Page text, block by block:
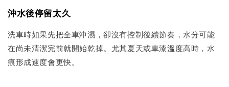
沖水後停留太久
洗車時如果先把全車沖濕，卻沒有控制後續節奏，水分可能
在尚未清潔完前就開始乾掉。尤其夏天或車漆溫度高時，水
痕形成速度會更快。